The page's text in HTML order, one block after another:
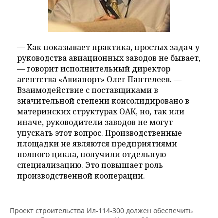
— Как показывает практика, простых задач у
руководства авиационных заводов не бывает,
— говорит исполнительный директор
агентства «Авиапорт» Олег Пантелеев. —
Взаимодействие с поставщиками в
значительной степени консолидировано в
материнских структурах ОАК, но, так или
иначе, руководители заводов не могут
упускать этот вопрос. Производственные
площадки не являются предприятиями
полного цикла, получили отдельную
специализацию. Это повышает роль
производственной кооперации.
Проект строительства Ил-114-300 должен обеспечить